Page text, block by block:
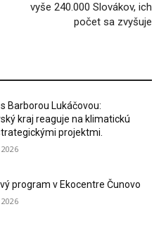
vyše 240.000 Slovákov, ich
počet sa zvyšuje
Barborou Lukáčovou:
kraj reaguje na klimatickú
projektmi.
program v Ekocentre Čunovo